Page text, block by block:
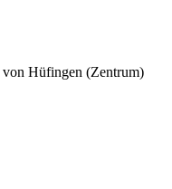
von Hüfingen (Zentrum)